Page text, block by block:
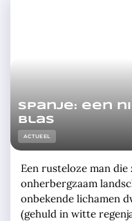
Spanje: een
Blas
ACTUEEL
Een rusteloze man
onherbergzaam
onbekende lichamen
(gehuld in witte